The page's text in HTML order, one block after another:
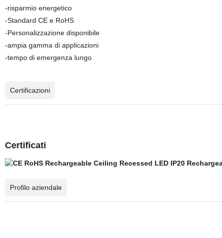
-risparmio energetico
-Standard CE e RoHS
-Personalizzazione disponibile
-ampia gamma di applicazioni
-tempo di emergenza lungo
Certificazioni
Certificati
Profilo aziendale